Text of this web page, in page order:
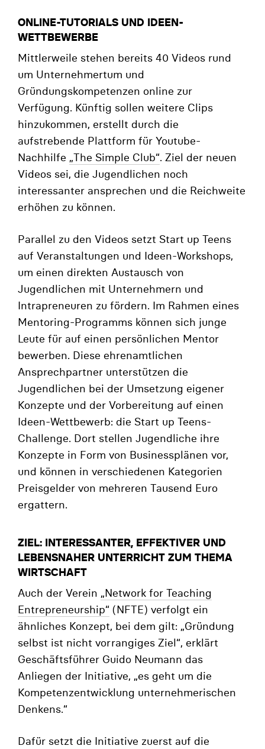
ONLINE-TUTORIALS UND IDEEN-
WETTBEWERBE
Mittlerweile stehen bereits 40 Videos rund
um Unternehmertum und
Gründungskompetenzen online zur
Verfügung. Künftig sollen weitere Clips
hinzukommen, erstellt durch die
aufstrebende Plattform für Youtube-
Nachhilfe „The Simple Club“. Ziel der neuen
Videos sei, die Jugendlichen noch
interessanter ansprechen und die Reichweite
erhöhen zu können.
Parallel zu den Videos setzt Start up Teens
auf Veranstaltungen und Ideen-Workshops,
um einen direkten Austausch von
Jugendlichen mit Unternehmern und
Intrapreneuren zu fördern. Im Rahmen eines
Mentoring-Programms können sich junge
Leute für auf einen persönlichen Mentor
bewerben. Diese ehrenamtlichen
Ansprechpartner unterstützen die
Jugendlichen bei der Umsetzung eigener
Konzepte und der Vorbereitung auf einen
Ideen-Wettbewerb: die Start up Teens-
Challenge. Dort stellen Jugendliche ihre
Konzepte in Form von Businessplänen vor,
und können in verschiedenen Kategorien
Preisgelder von mehreren Tausend Euro
ergattern.
ZIEL: INTERESSANTER, EFFEKTIVER UND
LEBENSNAHER UNTERRICHT ZUM THEMA
WIRTSCHAFT
Auch der Verein „Network for Teaching
Entrepreneurship“ (NFTE) verfolgt ein
ähnliches Konzept, bei dem gilt: „Gründung
selbst ist nicht vorrangiges Ziel“, erklärt
Geschäftsführer Guido Neumann das
Anliegen der Initiative, „es geht um die
Kompetenzentwicklung unternehmerischen
Denkens.“
Dafür setzt die Initiative zuerst auf die